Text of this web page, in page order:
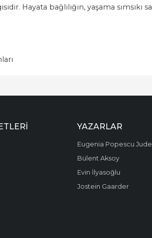
Hayata bağlılığın, yaşama
YAZARLAR
Eugenia Popescu
Bülent Aksoy
Evin İlyasoğlu
Jostein Gaarder